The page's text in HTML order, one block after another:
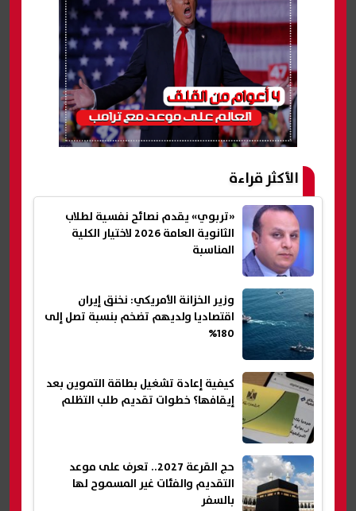
الأكثر قراءة
«تربوي» يقدم نصائح نفسية لطلاب
الثانوية العامة 2026 لاختيار الكلية
المناسبة
وزير الخزانة الأمريكي: نخنق إيران
اقتصاديا ولديهم تضخم بنسبة تصل إلى
180%
كيفية إعادة تشغيل بطاقة التموين بعد
إيقافها؟ خطوات تقديم طلب التظلم
حج القرعة 2027.. تعرف على موعد
التقديم والفئات غير المسموح لها
بالسفر